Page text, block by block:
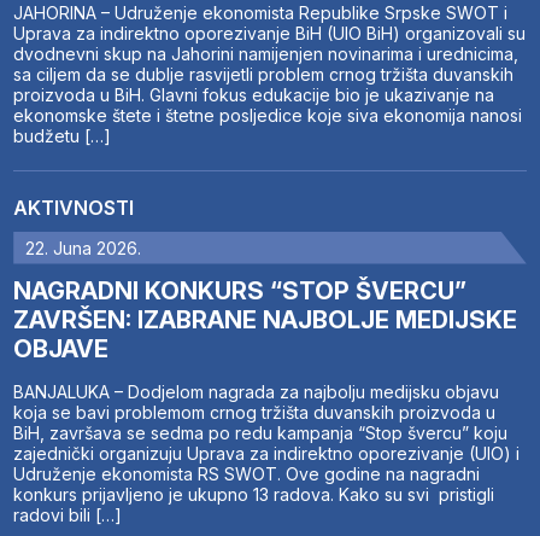
JAHORINA – Udruženje ekonomista Republike Srpske SWOT i
Uprava za indirektno oporezivanje BiH (UIO BiH) organizovali su
dvodnevni skup na Jahorini namijenjen novinarima i urednicima,
sa ciljem da se dublje rasvijetli problem crnog tržišta duvanskih
proizvoda u BiH. Glavni fokus edukacije bio je ukazivanje na
ekonomske štete i štetne posljedice koje siva ekonomija nanosi
budžetu […]
AKTIVNOSTI
22. Juna 2026.
NAGRADNI KONKURS “STOP ŠVERCU”
ZAVRŠEN: IZABRANE NAJBOLJE MEDIJSKE
OBJAVE
BANJALUKA – Dodjelom nagrada za najbolju medijsku objavu
koja se bavi problemom crnog tržišta duvanskih proizvoda u
BiH, završava se sedma po redu kampanja “Stop švercu” koju
zajednički organizuju Uprava za indirektno oporezivanje (UIO) i
Udruženje ekonomista RS SWOT. Ove godine na nagradni
konkurs prijavljeno je ukupno 13 radova. Kako su svi pristigli
radovi bili […]